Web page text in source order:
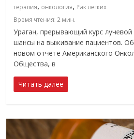
терапия, онкология, Рак легких
Время чтения:2 мин.
Ураган, прерывающий курс
шансы на выживание пациентов.
новом отчете Американского
Общества, в
Читать далее